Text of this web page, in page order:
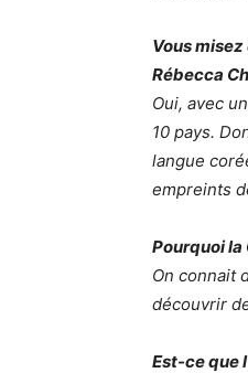
Vous
Rébecca
Oui, avec
10 pays.
langue
empreints
Pourquoi la
On connait
découvrir
Est-ce que